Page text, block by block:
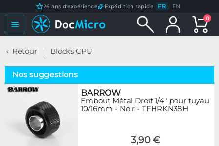
26 ans d'expérience Expédition rapide FR / EN
0
Retour Blocks CPU
Nos suggestions
BARROW
Embout Métal Droit 1/4" pour tuyau
10/16mm - Noir - TFHRKN38H
3,90 €